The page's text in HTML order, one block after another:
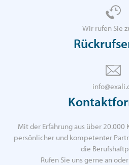
Wir rufen Sie
Mit der Erfahrung aus über 20.000
persönlicher und kompetenter
die
Rufen Sie uns gerne an